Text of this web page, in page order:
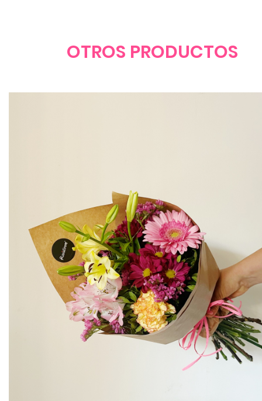
OTROS PRODUCTOS